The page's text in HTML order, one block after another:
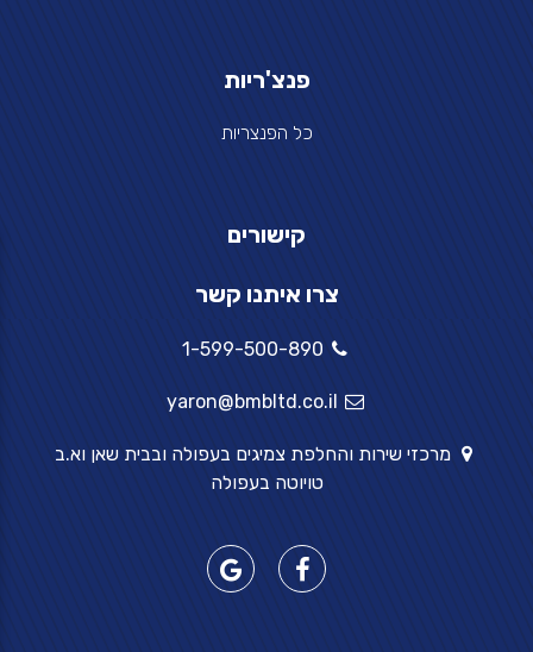
פנצ'ריות
כל הפנצריות
קישורים
צרו איתנו קשר
1-599-500-890
yaron@bmbltd.co.il
מרכזי שירות והחלפת צמיגים בעפולה ובבית שאן וא.ב
טויוטה בעפולה